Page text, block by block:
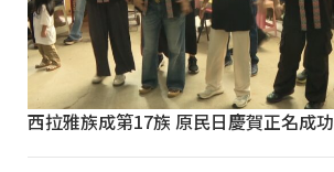
西拉雅族成第17族 原民日慶賀正名成功